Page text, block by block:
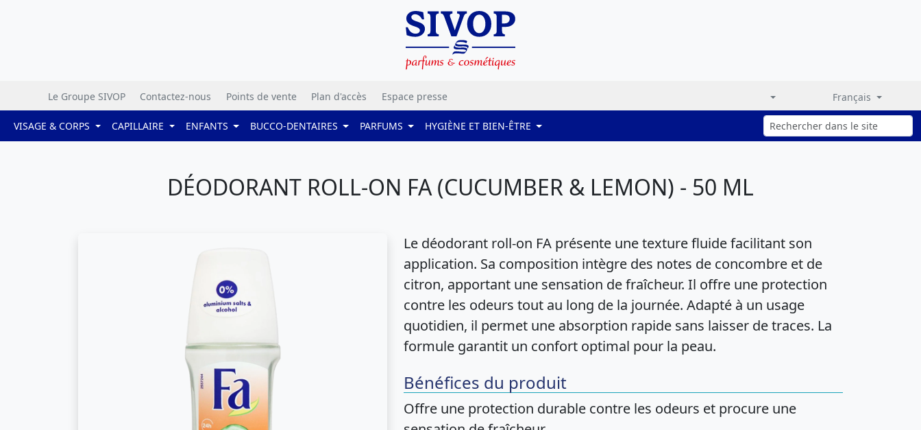
Le Groupe SIVOP Contactez-nous Points de vente Plan d'accès Espace presse Français
VISAGE & CORPS CAPILLAIRE ENFANTS BUCCO-DENTAIRES PARFUMS HYGIÈNE ET BIEN-ÊTRE
DÉODORANT ROLL-ON FA (CUCUMBER & LEMON) - 50 ML
Le déodorant roll-on FA présente une texture fluide facilitant son
application. Sa composition intègre des notes de concombre et de
citron, apportant une sensation de fraîcheur. Il offre une protection
contre les odeurs tout au long de la journée. Adapté à un usage
quotidien, il permet une absorption rapide sans laisser de traces. La
formule garantit un confort optimal pour la peau.
Bénéfices du produit
Offre une protection durable contre les odeurs et procure une